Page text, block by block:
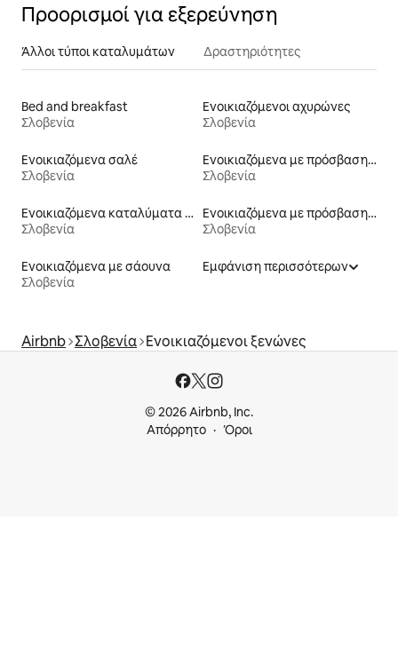
Προορισμοί για εξερεύνηση
Άλλοι τύποι καταλυμάτων Δραστηριότητες
Bed and breakfast
Σλοβενία
Ενοικιαζόμενοι αχυρώνες
Σλοβενία
Ενοικιαζόμενα σαλέ
Σλοβενία
Ενοικιαζόμενα με πρόσβαση σε σκι
Σλοβενία
Ενοικιαζόμενα καταλύματα σε φάρμα
Σλοβενία
Ενοικιαζόμενα με πρόσβαση σε παραλία
Σλοβενία
Ενοικιαζόμενα με σάουνα
Σλοβενία
Εμφάνιση περισσότερων
Airbnb Σλοβενία Ενοικιαζόμενοι ξενώνες
© 2026 Airbnb, Inc.
Απόρρητο
Όροι